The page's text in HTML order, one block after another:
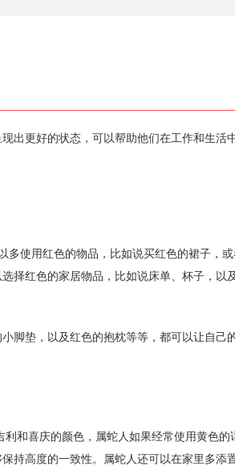
更好的状态，可以帮助他们在工作和生活
使用红色的物品，比如说买红色的裙子，或
择红色的家居物品，比如说床单、杯子，以
垫，以及红色的抱枕等等，都可以让自己
喜庆的颜色，属蛇人如果经常使用黄色的
持高度的一致性。属蛇人还可以在家里多添